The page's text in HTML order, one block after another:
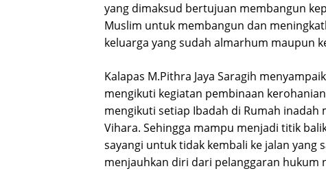
yang dimaksud bertujuan membangun
Muslim untuk membangun dan
keluarga yang sudah almarhum maupun
Kalapas M.Pithra Jaya Saragih
mengikuti kegiatan pembinaan
mengikuti setiap Ibadah di Rumah inadah
Vihara. Sehingga mampu menjadi titik
sayangi untuk tidak kembali ke jalan
menjauhkan diri dari pelanggaran hukum